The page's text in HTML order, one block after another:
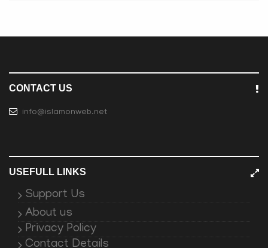
CONTACT US
info@islamonweb.net
USEFULL LINKS
Support Us
About us
Privacy Policy
Contact Details